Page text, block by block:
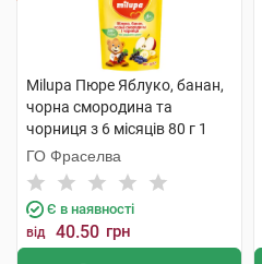
Milupa Пюре Яблуко, банан,
чорна смородина та
чорниця з 6 місяців 80 г 1
пауч
ГО Фраселва
Є в наявності
від 40.50 грн